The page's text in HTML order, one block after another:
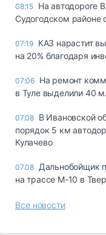
08:15 На автодороге
Судогодском районе
07:19 КАЗ нарастит
на 20% благодаря
07:06 На ремонт
в Туле выделили 40
07.08 В Ивановской
порядок 5 км
Кулачево
07.08 Дальнобойщик
на трассе М-10 в
Все новости